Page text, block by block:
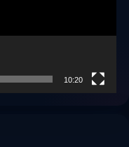
10:20